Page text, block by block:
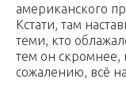
американского
Кстати, там
теми, кто
тем он скромнее,
сожалению, всё